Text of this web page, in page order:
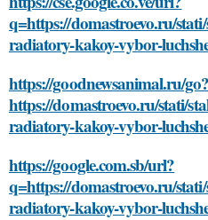
q=https://domastroevo.ru/
radiatory-kakoy-vybor-
https://goodnewsanimal.ru/go?
https://domastroevo.ru/stati/
radiatory-kakoy-vybor-
https://google.com.sb/url?
q=https://domastroevo.ru/
radiatory-kakoy-vybor-